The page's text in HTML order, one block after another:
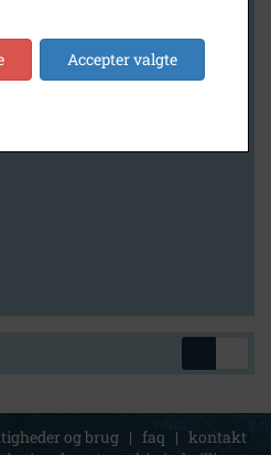
og brug | faq | kontakt
Accepter valgte